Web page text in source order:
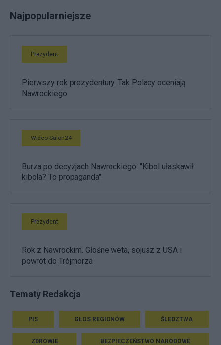
Najpopularniejsze
Prezydent
Pierwszy rok prezydentury. Tak Polacy oceniają
Nawrockiego
Wideo Salon24
Burza po decyzjach Nawrockiego. "Kibol ułaskawił
kibola? To propaganda"
Prezydent
Rok z Nawrockim. Głośne weta, sojusz z USA i
powrót do Trójmorza
Tematy Redakcja
PIS GŁOS REGIONÓW ŚLEDZTWA
ZDROWIE BEZPIECZEŃSTWO NARODOWE